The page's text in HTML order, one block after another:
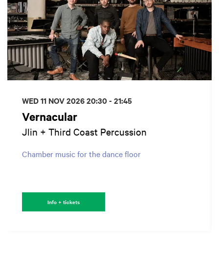
Vernacular
Jlin + Third Coast Percussion
Chamber music for the dance floor
WED 11 NOV 202620:30 - 21:45
Info + tickets